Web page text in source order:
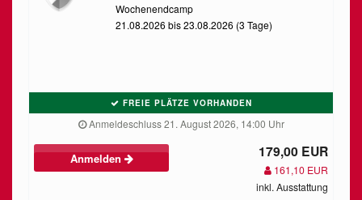
Wochenendcamp
21.08.2026 bis 23.08.2026 (3 Tage)
FREIE PLÄTZE VORHANDEN
Anmeldeschluss 21. August 2026, 14:00 Uhr
Anmelden 179,00 EUR
161,10 EUR
inkl. Ausstattung